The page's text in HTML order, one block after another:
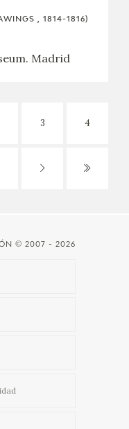
, 1814-1816)
Madrid
3 4
© 2007 - 2026